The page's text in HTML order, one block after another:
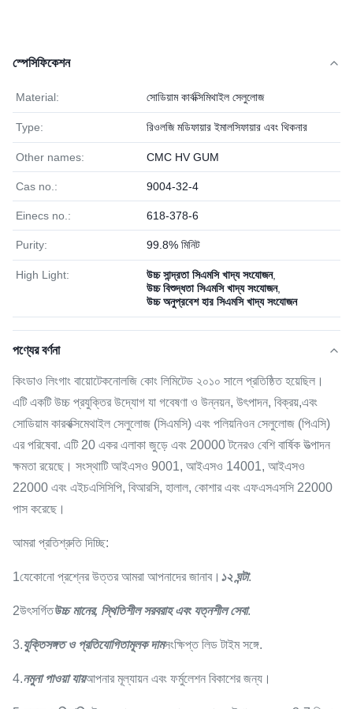
স্পেসিফিকেশন
Material: সোডিয়াম কার্বক্সিমিথাইল সেলুলোজ
Type: রিওলজি মডিফায়ার ইমালসিফায়ার এবং থিকনার
Other names: CMC HV GUM
Cas no.: 9004-32-4
Einecs no.: 618-378-6
Purity: 99.8% মিনিট
High Light: উচ্চ সান্দ্রতা সিএমসি খাদ্য সংযোজন,
উচ্চ বিশুদ্ধতা সিএমসি খাদ্য সংযোজন,
উচ্চ অনুপ্রবেশ হার সিএমসি খাদ্য সংযোজন
পণ্যের বর্ণনা
কিংডাও লিংগাং বায়োটেকনোলজি কোং লিমিটেড ২০১০ সালে প্রতিষ্ঠিত হয়েছিল।
এটি একটি উচ্চ প্রযুক্তির উদ্যোগ যা গবেষণা ও উন্নয়ন, উৎপাদন, বিক্রয়,এবং
সোডিয়াম কারবক্সিমেথাইল সেলুলোজ (সিএমসি) এবং পলিয়নিওন সেলুলোজ (পিএসি)
এর পরিষেবা. এটি 20 একর এলাকা জুড়ে এবং 20000 টনেরও বেশি বার্ষিক উত্পাদন
ক্ষমতা রয়েছে। সংস্থাটি আইএসও 9001, আইএসও 14001, আইএসও
22000 এবং এইচএসিসিপি, বিআরসি, হালাল, কোশার এবং এফএসএসসি 22000
পাস করেছে।
আমরা প্রতিশ্রুতি দিচ্ছি:
1যেকোনো প্রশ্নের উত্তর আমরা আপনাদের জানাব। ১২ ঘন্টা.
2উৎসর্গিতউচ্চ মানের, স্থিতিশীল সরবরাহ এবং যত্নশীল সেবা.
3.যুক্তিসঙ্গত ও প্রতিযোগিতামূলক দামসংক্ষিপ্ত লিড টাইম সঙ্গে.
4.নমুনা পাওয়া যায়আপনার মূল্যায়ন এবং ফর্মুলেশন বিকাশের জন্য।